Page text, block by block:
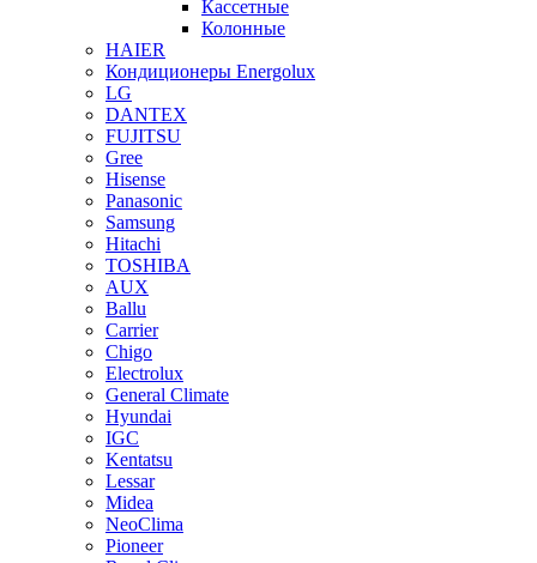
Кассетные
Колонные
HAIER
Кондиционеры Energolux
LG
DANTEX
FUJITSU
Gree
Hisense
Panasonic
Samsung
Hitachi
TOSHIBA
AUX
Ballu
Carrier
Chigo
Electrolux
General Climate
Hyundai
IGC
Kentatsu
Lessar
Midea
NeoClima
Pioneer